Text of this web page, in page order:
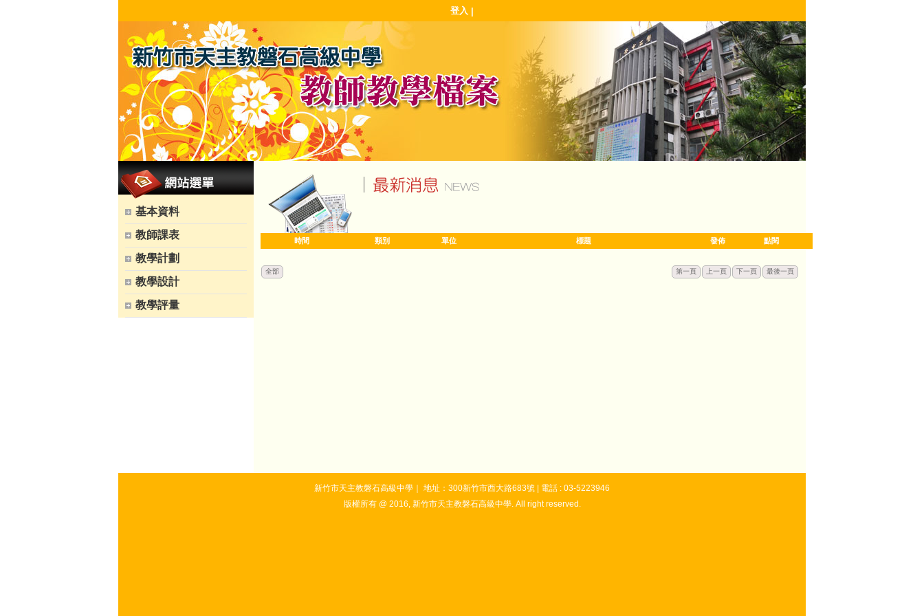
登入 |
基本資料
教師課表
教學計劃
教學設計
教學評量
時間 類別 單位 標題 發佈 點閱
全部 第一頁 上一頁 下一頁 最後一頁
新竹市天主教磐石高級中學｜ 地址：300新竹市西大路683號 | 電話 : 03-5223946
版權所有 @ 2016, 新竹市天主教磐石高級中學. All right reserved.